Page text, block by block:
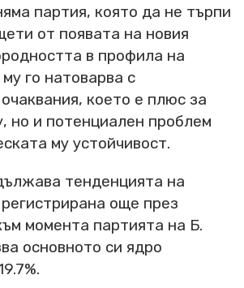
партия, която да не търпи
от появата на новия
в профила на
го натоварва с
което е плюс за
но и потенциален проблем
му устойчивост.
тенденцията на
още през
момента партията на Б.
основното си ядро